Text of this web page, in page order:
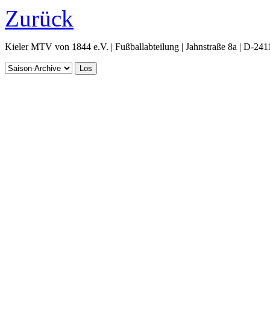
Zurück
Kieler MTV von 1844 e.V. | Fußballabteilung | Jahnstraße 8a | D-